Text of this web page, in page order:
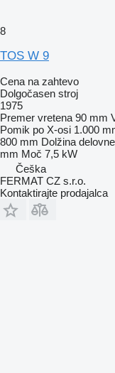
8
TOS W 9
Cena na zahtevo
Dolgočasen stroj
1975
Premer vretena 90 mm
Pomik po X-osi 1.000
800 mm Dolžina
mm Moč 7,5 kW
Češka
FERMAT CZ s.r.o.
Kontaktirajte prodajalca